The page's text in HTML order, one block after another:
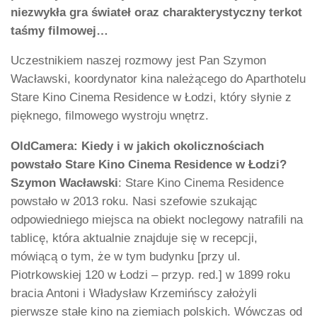
niezwykła gra świateł oraz charakterystyczny terkot
taśmy filmowej…
Uczestnikiem naszej rozmowy jest Pan Szymon
Wacławski, koordynator kina należącego do Aparthotelu
Stare Kino Cinema Residence w Łodzi, który słynie z
pięknego, filmowego wystroju wnętrz.
OldCamera: Kiedy i w jakich okolicznościach
powstało Stare Kino Cinema Residence w Łodzi?
Szymon Wacławski: Stare Kino Cinema Residence
powstało w 2013 roku. Nasi szefowie szukając
odpowiedniego miejsca na obiekt noclegowy natrafili na
tablicę, która aktualnie znajduje się w recepcji,
mówiącą o tym, że w tym budynku [przy ul.
Piotrkowskiej 120 w Łodzi – przyp. red.] w 1899 roku
bracia Antoni i Władysław Krzemińscy założyli
pierwsze stałe kino na ziemiach polskich. Wówczas od